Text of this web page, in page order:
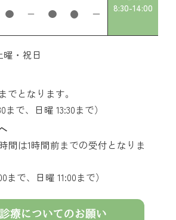
8:30-14:00
・祝日
でとなります。
まで、日曜 13:30まで）
間は1時間前までの受付となりま
まで、日曜 11:00まで）
療についてのお願い